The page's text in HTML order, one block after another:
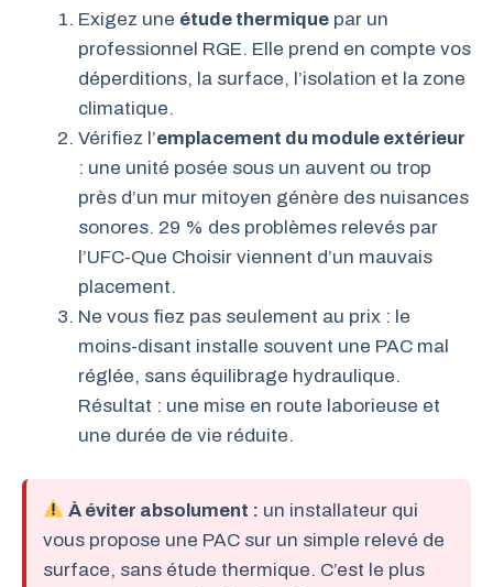
Exigez une étude thermique par un
professionnel RGE. Elle prend en compte vos
déperditions, la surface, l’isolation et la zone
climatique.
Vérifiez l’emplacement du module extérieur
: une unité posée sous un auvent ou trop
près d’un mur mitoyen génère des nuisances
sonores. 29 % des problèmes relevés par
l’UFC-Que Choisir viennent d’un mauvais
placement.
Ne vous fiez pas seulement au prix : le
moins-disant installe souvent une PAC mal
réglée, sans équilibrage hydraulique.
Résultat : une mise en route laborieuse et
une durée de vie réduite.
À éviter absolument : un installateur qui
vous propose une PAC sur un simple relevé de
surface, sans étude thermique. C’est le plus